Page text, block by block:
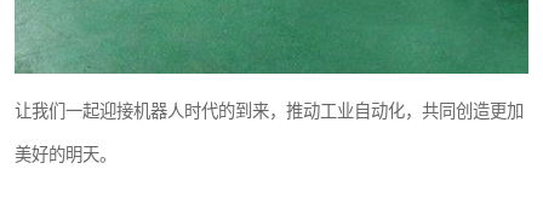
让我们一起迎接机器人时代的到来，推动工业自动化，共同创造更加
美好的明天。